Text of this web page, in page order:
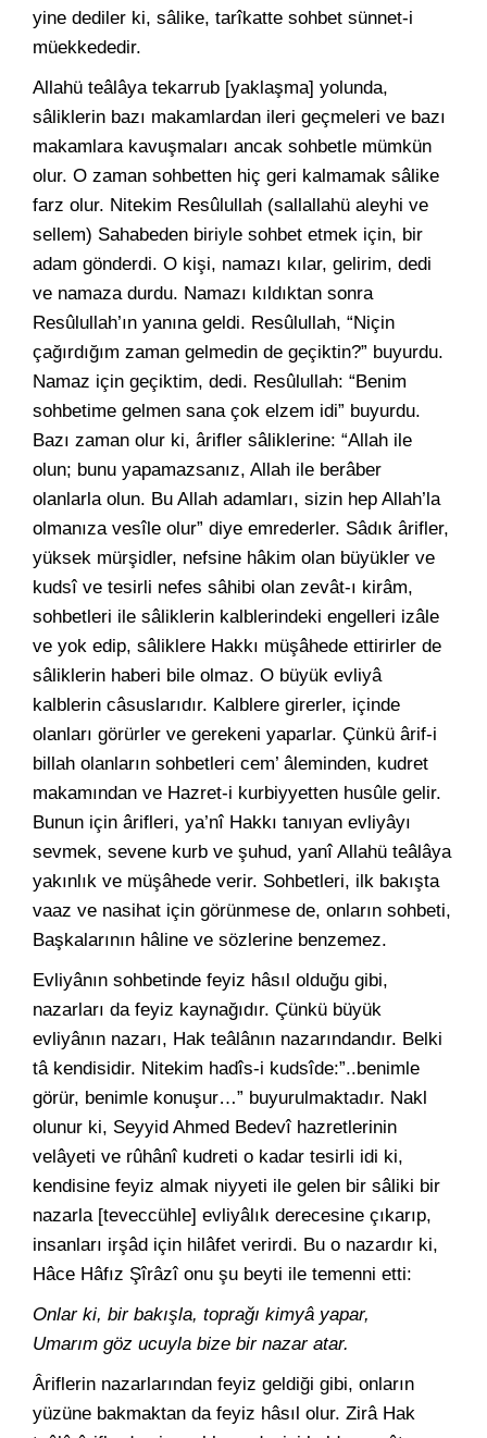
yine dediler ki, sâlike, tarîkatte sohbet sünnet-i
müekkededir.
Allahü teâlâya tekarrub [yaklaşma] yolunda,
sâliklerin bazı makamlardan ileri geçmeleri ve bazı
makamlara kavuşmaları ancak sohbetle mümkün
olur. O zaman sohbetten hiç geri kalmamak sâlike
farz olur. Nitekim Resûlullah (sallallahü aleyhi ve
sellem) Sahabeden biriyle sohbet etmek için, bir
adam gönderdi. O kişi, namazı kılar, gelirim, dedi
ve namaza durdu. Namazı kıldıktan sonra
Resûlullah’ın yanına geldi. Resûlullah, “Niçin
çağırdığım zaman gelmedin de geçiktin?” buyurdu.
Namaz için geçiktim, dedi. Resûlullah: “Benim
sohbetime gelmen sana çok elzem idi” buyurdu.
Bazı zaman olur ki, ârifler sâliklerine: “Allah ile
olun; bunu yapamazsanız, Allah ile berâber
olanlarla olun. Bu Allah adamları, sizin hep Allah’la
olmanıza vesîle olur” diye emrederler. Sâdık ârifler,
yüksek mürşidler, nefsine hâkim olan büyükler ve
kudsî ve tesirli nefes sâhibi olan zevât-ı kirâm,
sohbetleri ile sâliklerin kalblerindeki engelleri izâle
ve yok edip, sâliklere Hakkı müşâhede ettirirler de
sâliklerin haberi bile olmaz. O büyük evliyâ
kalblerin câsuslarıdır. Kalblere girerler, içinde
olanları görürler ve gerekeni yaparlar. Çünkü ârif-i
billah olanların sohbetleri cem’ âleminden, kudret
makamından ve Hazret-i kurbiyyetten husûle gelir.
Bunun için ârifleri, ya’nî Hakkı tanıyan evliyâyı
sevmek, sevene kurb ve şuhud, yanî Allahü teâlâya
yakınlık ve müşâhede verir. Sohbetleri, ilk bakışta
vaaz ve nasihat için görünmese de, onların sohbeti,
Başkalarının hâline ve sözlerine benzemez.
Evliyânın sohbetinde feyiz hâsıl olduğu gibi,
nazarları da feyiz kaynağıdır. Çünkü büyük
evliyânın nazarı, Hak teâlânın nazarındandır. Belki
tâ kendisidir. Nitekim hadîs-i kudsîde:”..benimle
görür, benimle konuşur…” buyurulmaktadır. Nakl
olunur ki, Seyyid Ahmed Bedevî hazretlerinin
velâyeti ve rûhânî kudreti o kadar tesirli idi ki,
kendisine feyiz almak niyyeti ile gelen bir sâliki bir
nazarla [teveccühle] evliyâlık derecesine çıkarıp,
insanları irşâd için hilâfet verirdi. Bu o nazardır ki,
Hâce Hâfız Şîrâzî onu şu beyti ile temenni etti:
Onlar ki, bir bakışla, toprağı kimyâ yapar,
Umarım göz ucuyla bize bir nazar atar.
Âriflerin nazarlarından feyiz geldiği gibi, onların
yüzüne bakmaktan da feyiz hâsıl olur. Zirâ Hak